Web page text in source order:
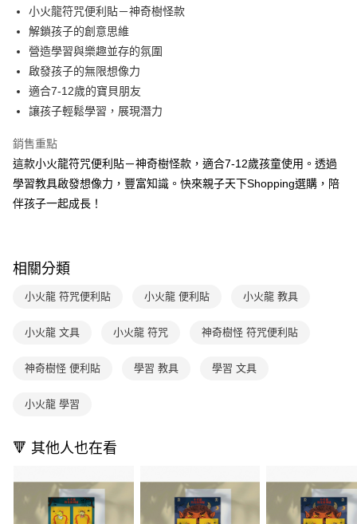
相關說明
【大哥付你分期使用說明】
1.本服務由台灣大哥大提供，台灣大哥大用戶可立即使用無須另外申請。
2.付款方式選擇「大哥付你分期」，訂單成立後會自動跳轉到大哥付的交易
流程，驗證手機門號後，選擇欲分期的期數、繳款截止日，確認付款後即完
3.實際核准額度、可分期數及費用金額請依後續交易確認頁面所載為準。
4.訂單成立30分鐘內，如未前往確認交易或遇審核未通過，訂單將自動取
法說明評估內容。
1.分期款項不併入電信帳單，「大哥付你分期」於每月結算日後寄送繳費提
醒簡訊。
2.透過簡訊連結打開帳單後，可選擇「超商條碼／台灣大直營門市／銀行轉
帳／街口支付／iPASS MONEY」等通路繳費。
用戶於交易時，得透過本服務購買商品或服務，並由商店將買賣／分期付款
2.基於同意付款使用「大哥付你分期」之契約關係目的，商店將以您的個人
由本公司與您本人進行分期帳單所需資料之確認、核對及更正。
3.完整用戶服務條款，請詳閱以下連結：
https://oppay.tw/userRule
AFTEE先享後付
相關說明
【關於「AFTEE先享後付」】
AFTEE先享後付是「在收到商品之後才付款」的支付方式。 讓您購物簡單
便利好安心！
１．簡單：不需註冊會員、不需綁卡、不需儲值。
３．安心：先確認商品／服務後，再付款。
１．於結帳方式選擇「AFTEE先享後付」後，將跳轉至「AFTEE先享後付」
結帳頁面，進行簡訊認證並確認金額後，即可完成結帳。
※ 請注意：結帳手續完成當下不需立刻繳費，但若您需要取消訂單，請聯絡
購買商品的店家。未經商家同意取消之訂單仍視為有效，需透過AFTEE先享
後付繳納相關費用。
※ 交易是否成功請以「AFTEE先享後付 」之結帳頁面顯示為準，若有關於
客戶支援中心」
https://netprotections.freshdesk.com/support/home
【注意事項】
１．透過由恩沛科技股份有限公司提供之「AFTEE先享後付」服務完成之交
權轉讓予恩沛科技股份有限公司。
３．未成年的使用者請事先徵得法定代理人或監護人之同意方可使用
４．使用「AFTEE先享後付」時，將依據個別帳號之用戶狀況，依本公司即
時審查核予不同之上限額度；若仍有額度不足之情形，本公司將視審查結果
請求用戶進行身份認證。
ATM付款
付款後全家取貨
每筆NT$70，滿NT$800(含以上)免運費
付款後7-11取貨
每筆NT$70，滿NT$800(含以上)免運費
離島宅配（澎湖、金門、馬祖、小琉球；不適用於郵局i郵箱）
每筆NT$200
小火龍符咒便利貼－神奇樹怪款
解鎖孩子的創意思維
營造學習與樂趣並存的氛圍
啟發孩子的無限想像力
適合7-12歲的寶貝朋友
讓孩子輕鬆學習，展現潛力
銷售重點
這款小火龍符咒便利貼－神奇樹怪款，適合7-12歲孩童使用。透過
學習教具啟發想像力，豐富知識。快來親子天下Shopping選購，陪
伴孩子一起成長！
相關分類
小火龍 符咒便利貼 小火龍 便利貼 小火龍 教具
小火龍 文具 小火龍 符咒 神奇樹怪 符咒便利貼
神奇樹怪 便利貼 學習 教具 學習 文具
小火龍 學習
🔻 其他人也在看